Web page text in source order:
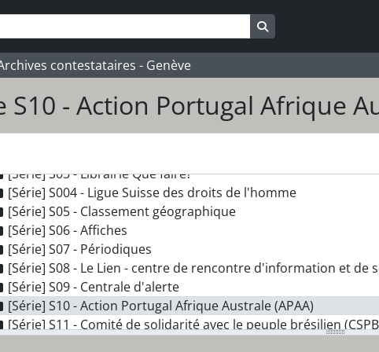
contestataires - Genève
S10 - Action Portugal Afrique
040_GC - Giovanni Chicherio
[Série] S01 - Chrétiens du mouvement
[Série] S03 - Librairie Que faire?
[Série] S004 - Ligue Suisse des droits de l'homme
[Série] S05 - Classement géographique
[Série] S06 - Affiches
[Série] S07 - Périodiques
[Série] S08 - Le Lien - centre de rencontre d'information et de
[Série] S09 - Centrale d'alerte
[Série] S10 - Action Portugal Afrique Australe (APAA)
[Série] S11 - Comité de solidarité avec le peuple brésilien